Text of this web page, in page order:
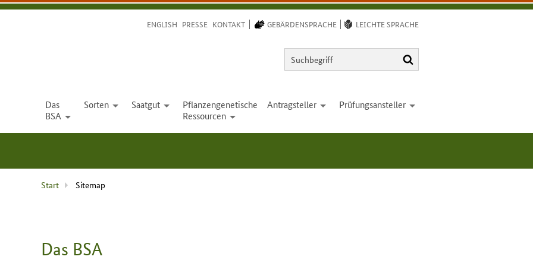
ENGLISH PRESSE KONTAKT GEBÄRDENSPRACHE LEICHTE SPRACHE
Suchbegriff
Das
BSA open
Sorten open Saatgut open Pflanzengenetische
Ressourcen open
Antrag­steller open Prüfungs­ansteller open
Aktuelle
Start Sitemap
Das BSA